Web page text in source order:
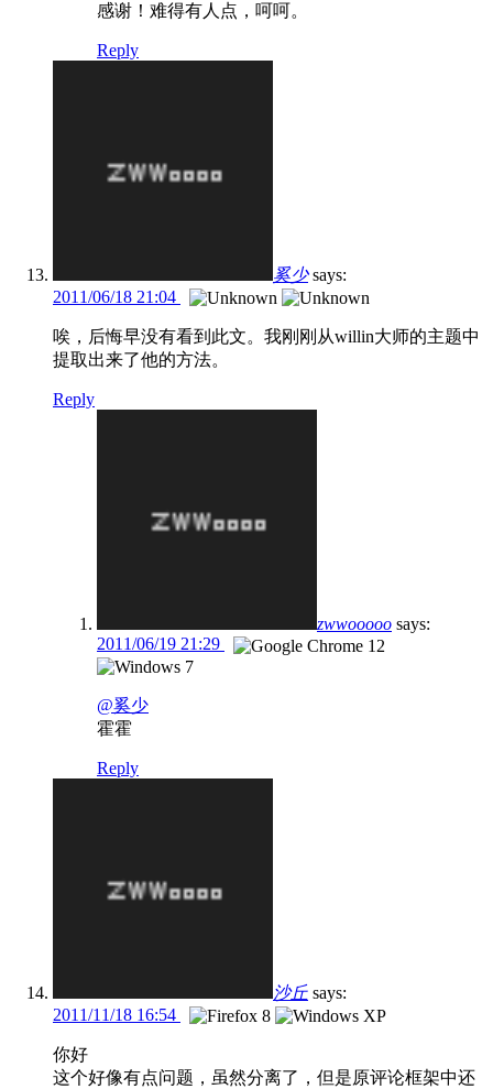
感谢！难得有人点，呵呵。
Reply
奚少 says:
2011/06/18 21:04
唉，后悔早没有看到此文。我刚刚从willin大师的主题中
提取出来了他的方法。
Reply
zwwooooo says:
2011/06/19 21:29
@奚少
霍霍
Reply
沙丘 says:
2011/11/18 16:54
你好
这个好像有点问题，虽然分离了，但是原评论框架中还